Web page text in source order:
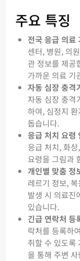
주요 특징
전국 응급 의료
센터, 병원, 의
관 정보를 제공
가까운 의료 기
자동 심장 충격
자동 심장 충격
하여, 심정지
돕습니다.
응급 처치 요령
응급 처치, 화
요령을 그림과
개인별 맞춤 정
레르기 정보,
발생 시 의료진
있습니다.
긴급 연락처 등
락처를 등록하
취할 수 있도록
을 통해 주변